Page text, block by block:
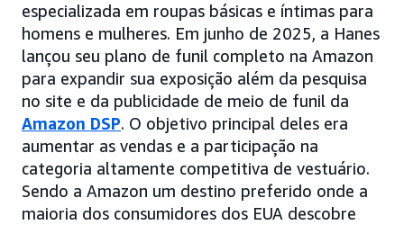
especializada em roupas básicas e íntimas para
homens e mulheres. Em junho de 2025, a Hanes
lançou seu plano de funil completo na Amazon
para expandir sua exposição além da pesquisa
no site e da publicidade de meio de funil da
Amazon DSP. O objetivo principal deles era
aumentar as vendas e a participação na
categoria altamente competitiva de vestuário.
Sendo a Amazon um destino preferido onde a
maioria dos consumidores dos EUA descobre